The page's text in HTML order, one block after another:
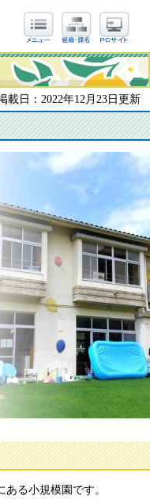
載日：2022年12月23日更新
る小規模園です。